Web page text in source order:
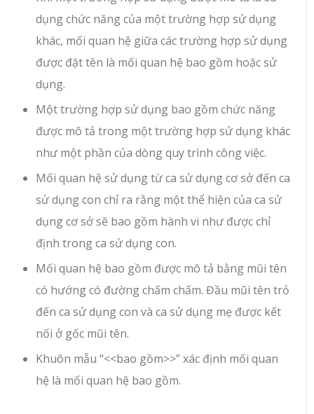
dụng chức năng của một trường hợp sử dụng
khác, mối quan hệ giữa các trường hợp sử dụng
được đặt tên là mối quan hệ bao gồm hoặc sử
dụng.
Một trường hợp sử dụng bao gồm chức năng
được mô tả trong một trường hợp sử dụng khác
như một phần của dòng quy trình công việc.
Mối quan hệ sử dụng từ ca sử dụng cơ sở đến ca
sử dụng con chỉ ra rằng một thể hiện của ca sử
dụng cơ sở sẽ bao gồm hành vi như được chỉ
định trong ca sử dụng con.
Mối quan hệ bao gồm được mô tả bằng mũi tên
có hướng có đường chấm chấm. Đầu mũi tên trỏ
đến ca sử dụng con và ca sử dụng mẹ được kết
nối ở gốc mũi tên.
Khuôn mẫu “<<bao gồm>>” xác định mối quan
hệ là mối quan hệ bao gồm.